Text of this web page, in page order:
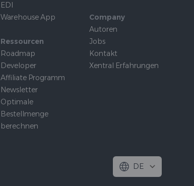
EDI
Warehouse App
Ressourcen
Roadmap
Developer
Affiliate Programm
Newsletter
Optimale
Bestellmenge
berechnen
Company
Autoren
Jobs
Kontakt
Xentral Erfahrungen